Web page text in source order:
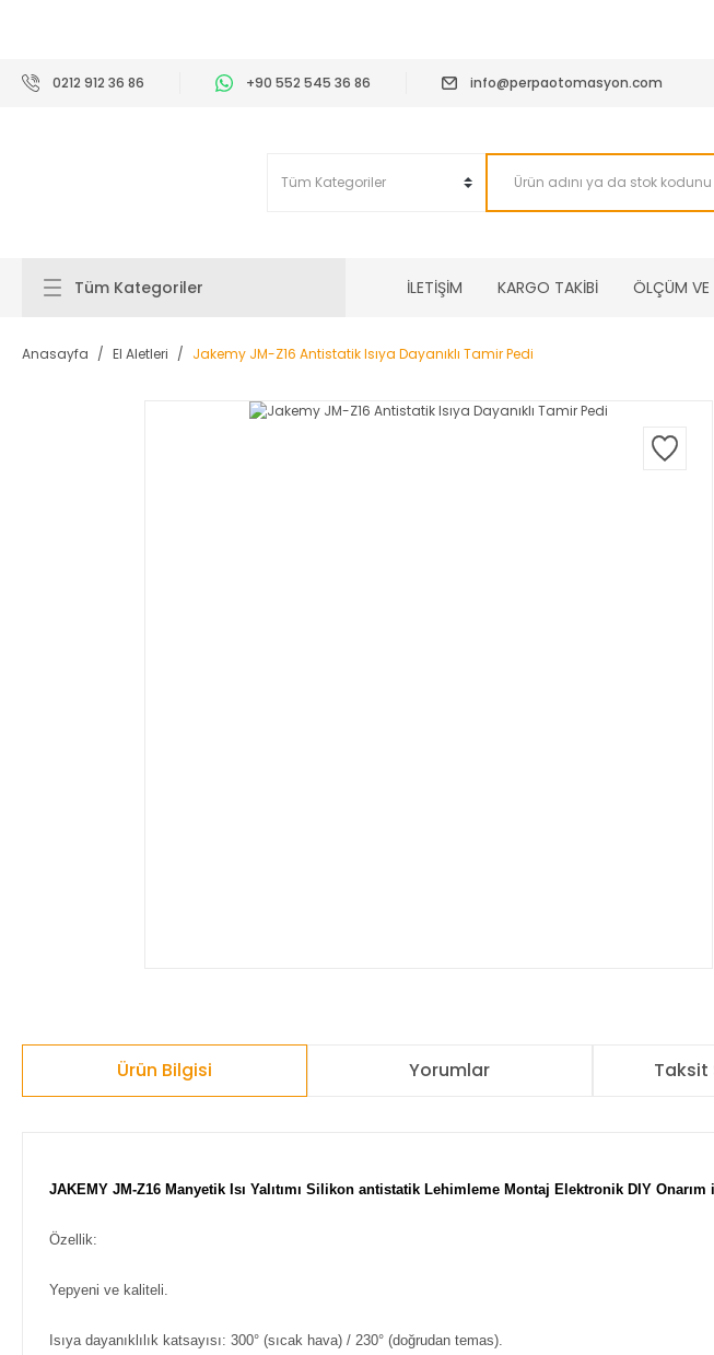
0212 912 36 86 +90 552 545 36 86 info@perpaotomasyon.com
Tüm Kategoriler İLETİŞİM KARGO TAKİBİ ÖLÇÜM VE
Anasayfa El Aletleri Jakemy JM-Z16 Antistatik Isıya Dayanıklı Tamir Pedi
Ürün Bilgisi Yorumlar Taksit
JAKEMY JM-Z16 Manyetik Isı Yalıtımı Silikon antistatik Lehimleme Montaj Elektronik DIY Onarım
Özellik:
Yepyeni ve kaliteli.
Isıya dayanıklılık katsayısı: 300° (sıcak hava) / 230° (doğrudan temas).